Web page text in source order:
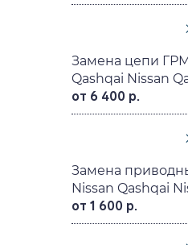
Замена цепи
Qashqai Nissan
от 6 400 р.
Замена
Nissan Qashqai
от 1 600 р.